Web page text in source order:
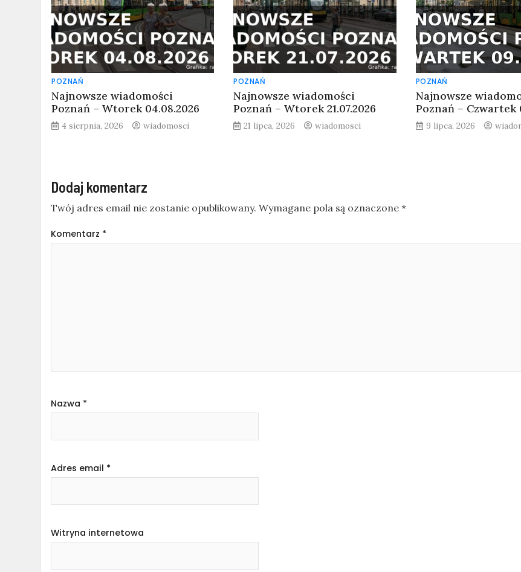
POZNAŃ
Najnowsze wiadomości
Poznań – Wtorek 04.08.2026
4 sierpnia, 2026 wiadomosci
POZNAŃ
Najnowsze wiadomości
Poznań – Wtorek 21.07.2026
21 lipca, 2026 wiadomosci
POZNAŃ
Najnowsze
Poznań – Czwartek
9 lipca, 2026
Dodaj komentarz
Twój adres email nie zostanie opublikowany. Wymagane pola są oznaczone*
Komentarz *
Nazwa *
Adres email *
Witryna internetowa